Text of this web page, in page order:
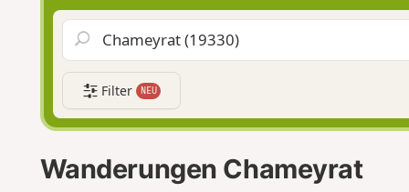
Filter NEU
Wanderungen Chameyrat